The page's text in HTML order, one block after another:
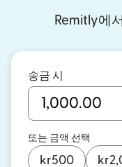
Remitly에
송금 시
또는 금액 선택
kr500 kr